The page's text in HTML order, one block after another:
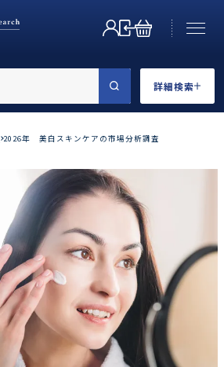
詳細検索
2026年 美白スキンケアの市場分析調査